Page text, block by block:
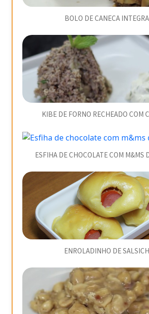
BOLO DE CANECA
KIBE DE FORNO RECHEADO COM
ESFIHA DE CHOCOLATE COM M&MS
ENROLADINHO DE